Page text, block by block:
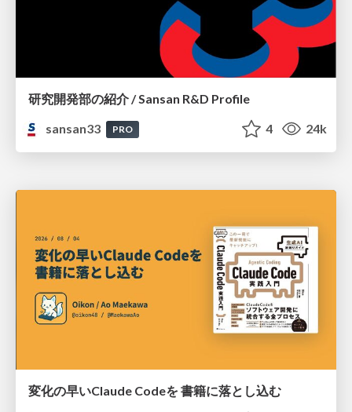
研究開発部の紹介 / Sansan R&D Profile
sansan33
PRO 4 24k
変化の早いClaude Codeを 書籍に落とし込む